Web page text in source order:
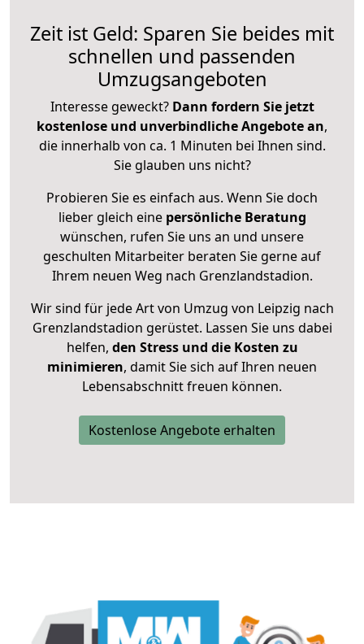
Zeit ist Geld: Sparen Sie beides mit
schnellen und passenden
Umzugsangeboten
Interesse geweckt? Dann fordern Sie jetzt
kostenlose und unverbindliche Angebote an,
die innerhalb von ca. 1 Minuten bei Ihnen sind.
Sie glauben uns nicht?
Probieren Sie es einfach aus. Wenn Sie doch
lieber gleich eine persönliche Beratung
wünschen, rufen Sie uns an und unsere
geschulten Mitarbeiter beraten Sie gerne auf
Ihrem neuen Weg nach Grenzlandstadion.
Wir sind für jede Art von Umzug von Leipzig nach
Grenzlandstadion gerüstet. Lassen Sie uns dabei
helfen, den Stress und die Kosten zu
minimieren, damit Sie sich auf Ihren neuen
Lebensabschnitt freuen können.
Kostenlose Angebote erhalten